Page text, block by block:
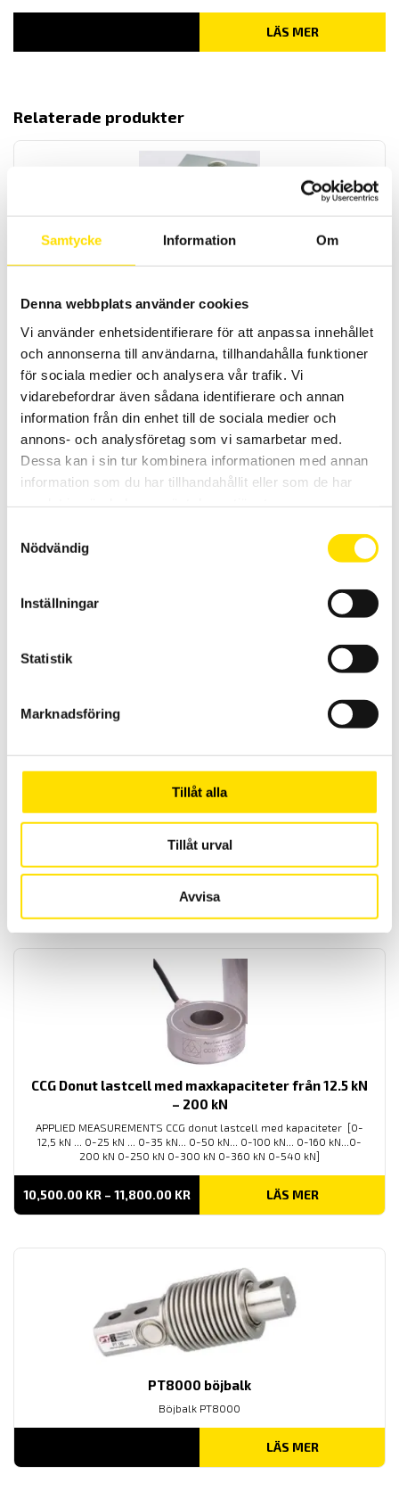
Samtycke Information Om
Denna webbplats använder cookies
Vi använder enhetsidentifierare för att anpassa innehållet
och annonserna till användarna, tillhandahålla funktioner
för sociala medier och analysera vår trafik. Vi
vidarebefordrar även sådana identifierare och annan
information från din enhet till de sociala medier och
annons- och analysföretag som vi samarbetar med.
Dessa kan i sin tur kombinera informationen med annan
information som du har tillhandahållit eller som de har
Nödvändig
Inställningar
Statistik
Marknadsföring
Tillåt alla
Tillåt urval
Avvisa
LÄS MER
Relaterade produkter
±500kg
3,200.00KR –4,300.00KRPRISINTERVALL:
3,200.00 KR
TILL
4,300.00 KR
LÄS MER
CBES knapp-lastcell maxkapaciteter 5000 kg … 20
000 kg
CBES knapp-lastcell med maxkapaciteter [0-5000 kg ... 0-10 000kg
CCG Donut lastcell med maxkapaciteter från 12.5 kN
– 200 kN
APPLIED MEASUREMENTS CCG donut lastcell med kapaciteter [0-
12,5 kN ... 0-25 kN ... 0-35 kN... 0-50 kN... 0-100 kN... 0-160 kN...0-
200 kN 0-250 kN 0-300 kN 0-360 kN 0-540 kN]
10,500.00 KR – 11,800.00 KRPRISINTERVALL:
TILL
LÄS MER
PT8000 böjbalk
Böjbalk PT8000
LÄS MER